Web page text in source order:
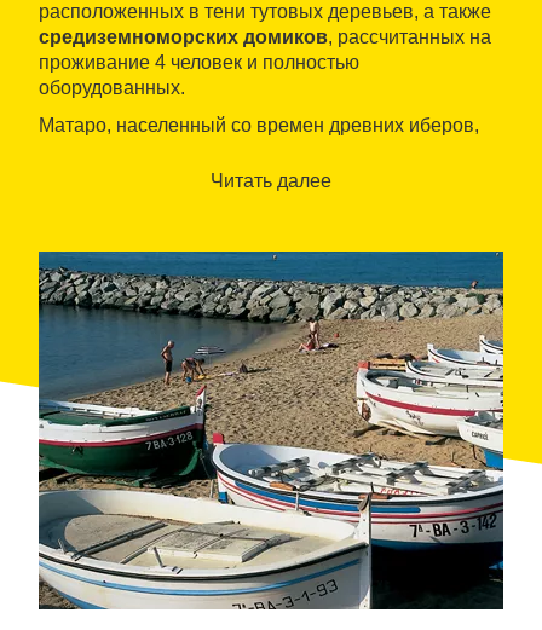
расположенных в тени тутовых деревьев, а также
средиземноморских домиков, рассчитанных на
проживание 4 человек и полностью
оборудованных.
Матаро, населенный со времен древних иберов,
других видов деятельности человека. В нем
башня Кан-Палауэт (Can Palauet). Достойны
интереса идома в стиле модерн архитектора
Пуч-и-Кадафалк, и архитектурные остатки,
свидетельствующие о прошлом города, которое
зиждилось на рыбной ловле и сельском хозяйстве.
Читать далее